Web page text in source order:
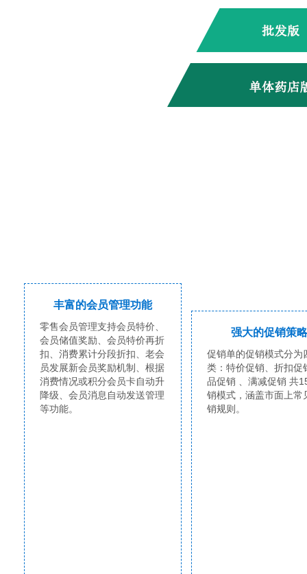
丰富的会员管理功能
零售会员管理支持会员特价、
会员储值奖励、会员特价再折
扣、消费累计分段折扣、老会
员发展新会员奖励机制、根据
消费情况或积分会员卡自动升
降级、会员消息自动发送管理
等功能。
强大的促销策
促销单的促销模式分为
类：特价促销、折扣促
品促销 、满减促销 共
销模式，涵盖市面上常
销规则。